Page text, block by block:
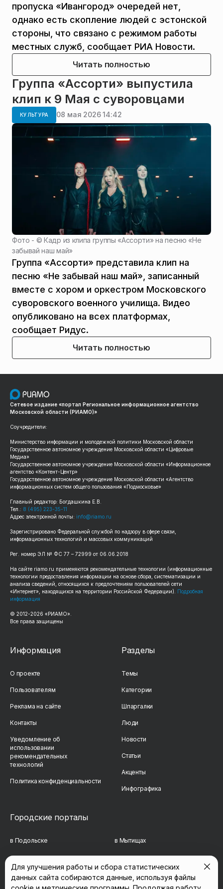
пропуска «Ивангород» очередей нет,
однако есть скопление людей с эстонской
стороны, что связано с режимом работы
местных служб, сообщает РИА Новости.
Читать полностью
Группа «Ассорти» выпустила
клип к 9 Мая с суворовцами
КУЛЬТУРА 08 мая 2026 14:42
Фото - ©Кадр из клипа группы «Ассорти» на песню «Не
забывай наш май»
Группа «Ассорти» представила клип на
песню «Не забывай наш май», записанный
вместе с хором и оркестром Московского
суворовского военного училища. Видео
опубликовано на всех платформах,
сообщает Ридус.
Читать полностью
Сетевое издание «портал Региональное информационное агентство
Московской области (РИАМО)»
Соучредители:
Министерство информации и молодежной политики Московской области
Государственное автономное учреждение Московской области «Цифровые
Медиа»
Государственное автономное учреждение Московской области «Информационное
агентство «Контент-Центр»
Государственное автономное учреждение Московской области «Агентство
информационных систем общего пользования «Подмосковье»
Главный редактор: Богдашкина Е.В.
Тел.: 8 (495) 223-35-11
Адрес электронной почты: info@riamo.ru
Зарегистрировано Федеральной службой по надзору в сфере связи,
информационных технологий и массовых коммуникаций
Рег. номер ЭЛ № ФС 77 – 72999 от 06.06.2018
На сайте riamo.ru применяются рекомендательные технологии (информационные
технологии предоставления информации на основе сбора, систематизации и
анализа сведений, относящихся к предпочтениям пользователей сети
«Интернет», находящихся на территории Российской Федерации). Подробная
информация
© 2012-2026 «РИАМО».
Все права защищены
Информация
О проекте
Пользователям
Реклама на сайте
Контакты
Уведомление об
использовании
рекомендательных
технологий
Политика конфиденциальности
Разделы
Темы
Категории
Шпаргалки
Люди
Новости
Статьи
Акценты
Инфографика
Городские порталы
в Подольске в Мытищах
в Сергиевом Посаде в Люберцах
Для улучшения работы и сбора статистических
данных сайта собираются данные, используя файлы